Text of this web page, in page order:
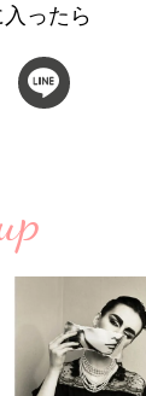
ったら
ニュウマン高輪！
uka store / Care &
イルケア体験！JJア
ィー来場者限定チケ
】悲しい経験でたどり